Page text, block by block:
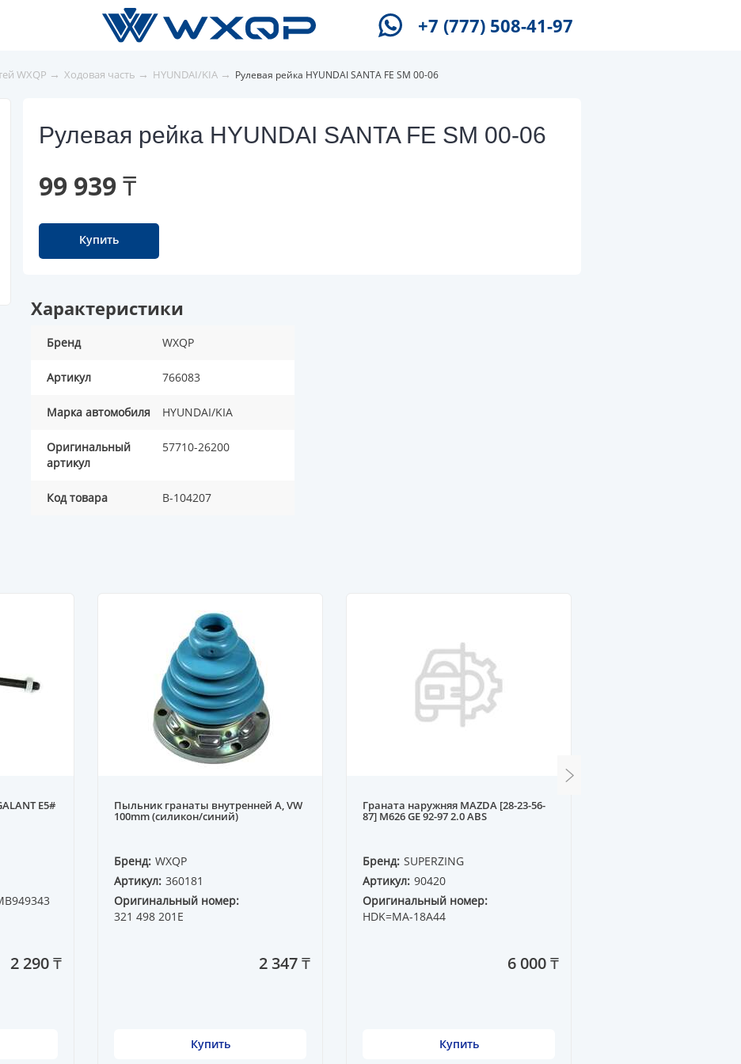
+7 (777) 508-41-97
WXQP → Ходовая часть → HYUNDAI/KIA → Рулевая рейка HYUNDAI SANTA FE SM 00-06
Рулевая рейка HYUNDAI SANTA FE SM 00-06
99 939 ₸
Купить
Характеристики
Бренд WXQP
Артикул 766083
Марка автомобиля HYUNDAI/KIA
Оригинальный
артикул
57710-26200
Код товара B-104207
E5#
2 290 ₸
Пыльник гранаты внутренней A, VW
100mm (силикон/синий)
Бренд: WXQP
Артикул: 360181
Оригинальный номер:
321 498 201E
2 347 ₸
Купить
Граната наружняя MAZDA [28-23-56-
87] M626 GE 92-97 2.0 ABS
Бренд: SUPERZING
Артикул: 90420
Оригинальный номер:
HDK=MA-18A44
6 000 ₸
Купить